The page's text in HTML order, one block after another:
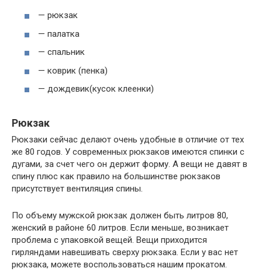
— рюкзак
— палатка
— спальник
— коврик (пенка)
— дождевик(кусок клеенки)
Рюкзак
Рюкзаки сейчас делают очень удобные в отличие от тех
же 80 годов. У современных рюкзаков имеются спинки с
дугами, за счет чего он держит форму. А вещи не давят в
спину плюс как правило на большинстве рюкзаков
присутствует вентиляция спины.
По объему мужской рюкзак должен быть литров 80,
женский в районе 60 литров. Если меньше, возникает
проблема с упаковкой вещей. Вещи приходится
гирляндами навешивать сверху рюкзака. Если у вас нет
рюкзака, можете воспользоваться нашим прокатом.